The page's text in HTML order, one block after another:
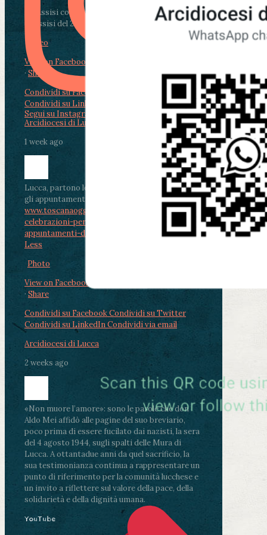
Da Assisi con i giovani per Celebrare il Perdono
di Assisi del 2 Ag...
Video
View on Facebook
· Share
Condividi su Facebook
Condividi su LinkedIn
Condividi via email
Arcidiocesi di Lucca
1 week ago
Lucca, partono le celebrazioni per don Aldo Mei:
gli appuntamenti dal 2 al 4 agosto
www.toscanaoggi.it/lucca-partono-le-
celebrazioni-per-don-aldo-mei-gli-
appuntamenti-dal-2-al-4-ago...
See MoreSee
Less
Photo
View on Facebook
· Share
Condividi su FacebookCondividi su Twitter
Condividi su LinkedInCondividi via email
Arcidiocesi di Lucca
2 weeks ago
«Non muore l’amore»: sono le parole che don
Aldo Mei affidò alle pagine del suo breviario,
poco prima di essere fucilato dai nazisti, la sera
del 4 agosto 1944, sugli spalti delle Mura di
Lucca. A ottantadue anni da quel sacrificio, la
sua testimonianza continua a rappresentare un
punto di riferimento per la comunità lucchese e
un invito a riflettere sul valore della pace, della
solidarietà e della dignità umana.
Segui su Instagram
YouTube